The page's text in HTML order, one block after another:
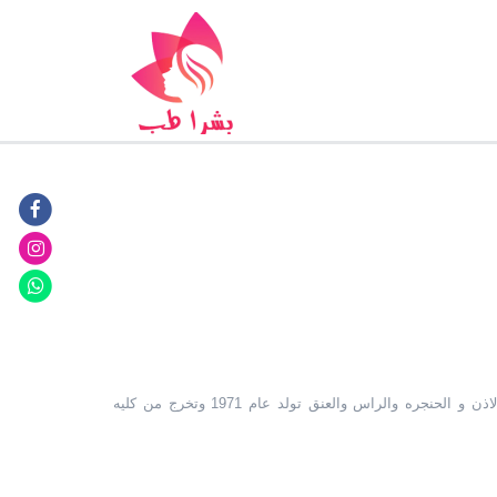
الدکتور سید علی سرابی متخصص فی جراحه الانف و الاذن و الحنجره والراس والعنق تولد عام 1971 وتخرج من کلیه